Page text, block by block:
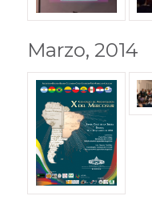
Marzo, 2014